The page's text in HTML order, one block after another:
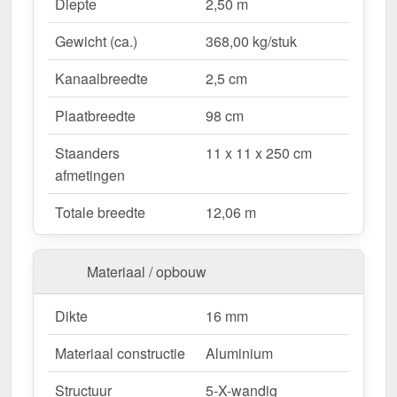
RAL 7016?
Duurzaam & stabiel
– Hoogwaardige Aluminium
constructie voor maximale weersbestendigheid.
Effectieve bescherming tegen weersinvloeden
– Bestendige Polycarbonaat dakbedekking
beschermt tegen regen & UV-straling.
Robuust voor alle weersomstandigheden
Beschikbaar voor sneeuwzone 1 (0,65 kN/m²),
ideaal voor verschillende klimatologische
omstandigheden.
Optimale lichttransmissie– Heldere &
vriendelijke sfeer met ongeveer 55 %
lichttransmissie.
Geïntegreerde dakgoot– Waterafvoer via de
verborgen goot, esthetisch & functioneel.
Ruimtebesparend design– Met slechts 3
berichten blijft uw terras open & ruimtelijk.
Diepte
2,50 m
Gewicht (ca.)
368,00 kg/stuk
Kanaalbreedte
2,5 cm
Plaatbreedte
98 cm
Staanders
afmetingen
11 x 11 x 250 cm
Totale breedte 12,06 m
Materiaal / opbouw
Dikte
16 mm
Materiaal constructie
Aluminium
Structuur
5-X-wandig